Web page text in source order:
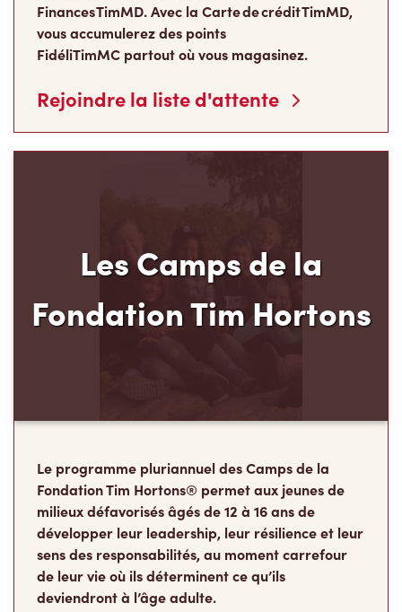
Finances TimMD. Avec la Carte de crédit TimMD,
vous accumulerez des points
FidéliTimMC partout où vous magasinez.
Rejoindre la liste d'attente
Les Camps de la
Fondation Tim Hortons
Le programme pluriannuel des Camps de la
Fondation Tim Hortons® permet aux jeunes de
milieux défavorisés âgés de 12 à 16 ans de
développer leur leadership, leur résilience et leur
sens des responsabilités, au moment carrefour
de leur vie où ils déterminent ce qu’ils
deviendront à l’âge adulte.